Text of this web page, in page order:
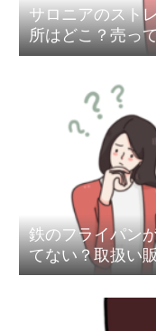
サロニアのスト
所はどこ？売っ
は？
鉄のフライパン
てない？取扱い